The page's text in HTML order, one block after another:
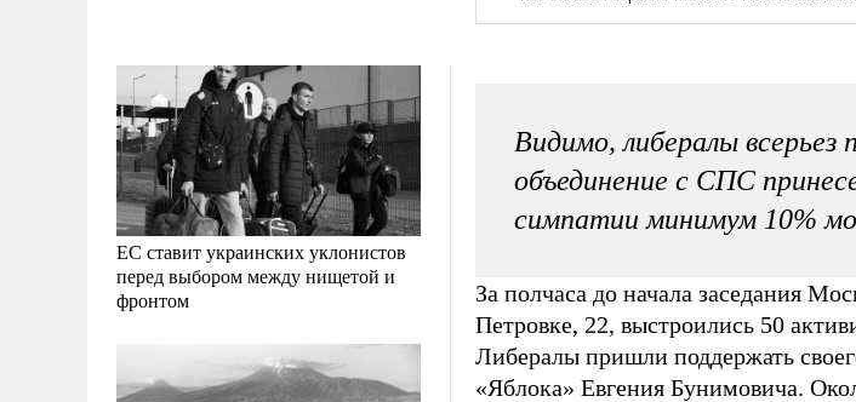
ЕС ставит украинских уклонистов
перед выбором между нищетой и
фронтом
Видимо, либералы всерьез
объединение с СПС
симпатии минимум 10%
За полчаса до начала заседания
Петровке, 22, выстроились 50
Либералы пришли поддержать
«Яблока» Евгения Бунимовича.